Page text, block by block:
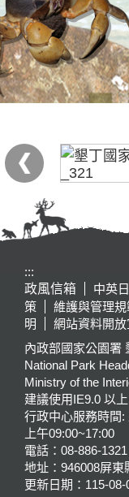
:::
政風信箱
中英
策
維護與管理規
明
網站資料開
內政部國家公園署
National Park
Ministry of the
建議使用IE9.0 以
行政中心服務時間
上午09:00~17:00
電話：08-886-
地址：946008屏東
更新日期： 115-08-